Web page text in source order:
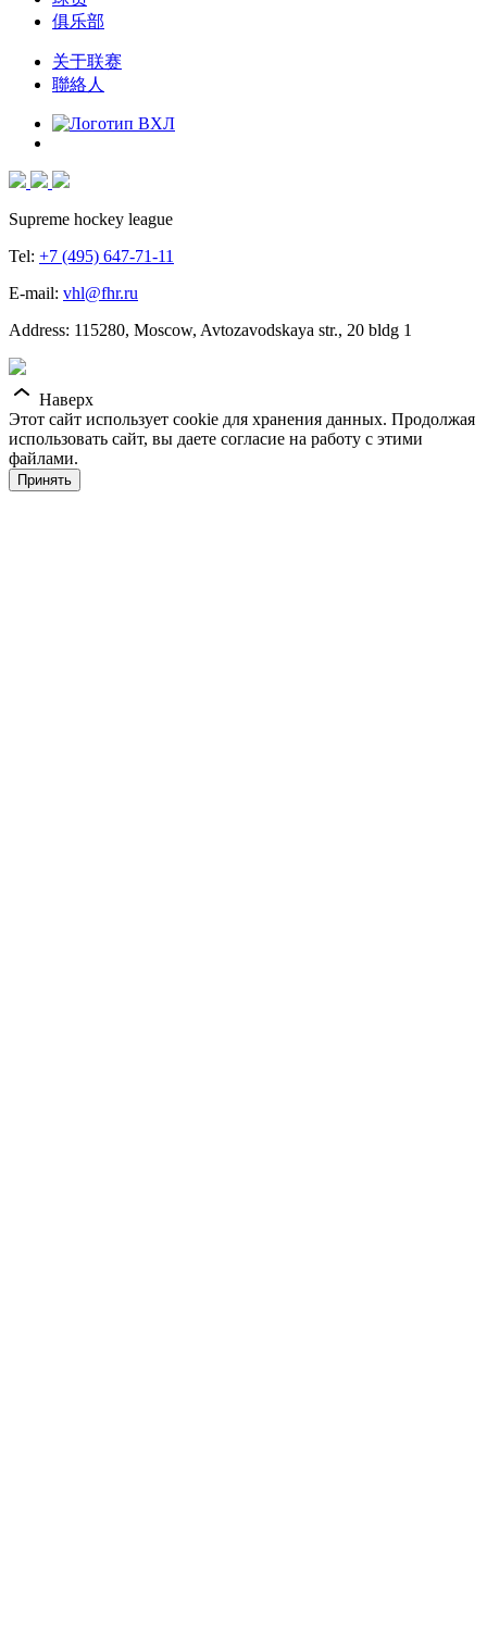
俱乐部
关于联赛
聯絡人
Supreme hockey league
Tel: +7 (495) 647-71-11
E-mail: vhl@fhr.ru
Address: 115280, Moscow, Avtozavodskaya str., 20 bldg 1
Наверх
Этот сайт использует cookie для хранения данных. Продолжая
использовать сайт, вы даете согласие на работу с этими
файлами.
Принять